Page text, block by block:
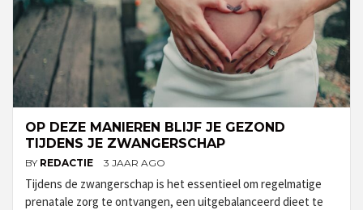
OP DEZE MANIEREN BLIJF JE GEZOND
TIJDENS JE ZWANGERSCHAP
BY REDACTIE 3 JAAR AGO
Tijdens de zwangerschap is het essentieel om regelmatige
prenatale zorg te ontvangen, een uitgebalanceerd dieet te